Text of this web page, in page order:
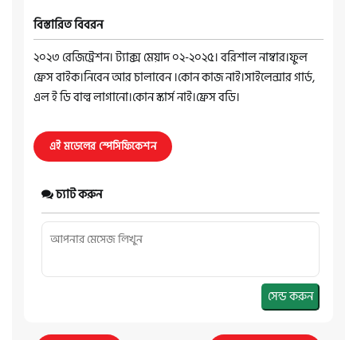
বিস্তারিত বিবরন
২০২৩ রেজিট্রেশন। ট্যাক্স মেয়াদ ০২-২০২৫। বরিশাল নাম্বার।ফুল
ফ্রেস বাইক।নিবেন আর চালাবেন ।কোন কাজ নাই।সাইলেন্সার গার্ড,
এল ই ডি বাল্ব লাগানো।কোন স্কার্স নাই।ফ্রেস বডি।
এই মডেলের স্পেসিফিকেশন
চ্যাট করুন
সেন্ড করুন